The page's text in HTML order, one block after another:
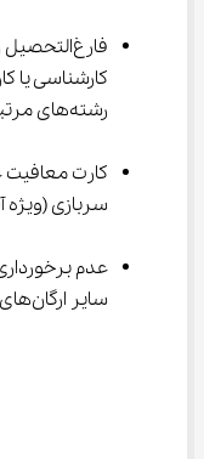
کارشناسی یا
رشته‌های مرتبط
کارت معافیت
سربازی (ویژه
عدم
سایر ارگان‌های خصوصی و دولتی